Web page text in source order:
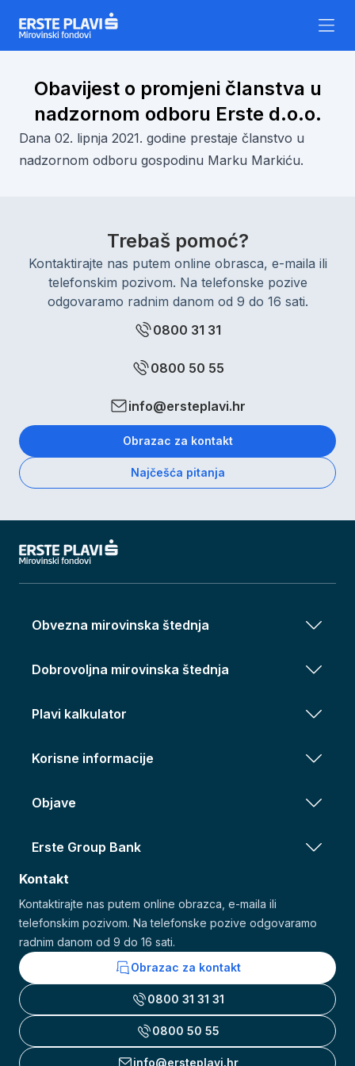
Obavijest o promjeni članstva u
nadzornom odboru Erste d.o.o.
Dana 02. lipnja 2021. godine prestaje članstvo u
nadzornom odboru gospodinu Marku Markiću.
Trebaš pomoć?
Kontaktirajte nas putem online obrasca, e-maila ili
telefonskim pozivom. Na telefonske pozive
odgovaramo radnim danom od 9 do 16 sati.
0800 31 31
0800 50 55
info@ersteplavi.hr
Obrazac za kontakt
Najčešća pitanja
Obvezna mirovinska štednja
Dobrovoljna mirovinska štednja
Plavi kalkulator
Korisne informacije
Objave
Erste Group Bank
Kontakt
Kontaktirajte nas putem online obrazca, e-maila ili
telefonskim pozivom. Na telefonske pozive odgovaramo
radnim danom od 9 do 16 sati.
Obrazac za kontakt
0800 31 31 31
0800 50 55
info@ersteplavi.hr